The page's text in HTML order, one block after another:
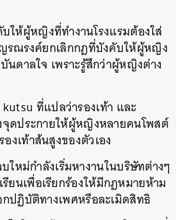
ให้ผู้หญิงที่ทำงานโรงแรมต้องใส่
ญรณรงค์ยกเลิกกฎที่บังคับให้ผู้หญิง
นดาลใจ เพราะรู้สึกว่าผู้หญิงต่าง
ที่แปลว่ารองเท้า และ
ดประกายให้ผู้หญิงหลายคนโพสต์
งเท้าส้นสูงของตัวเอง
หม่กำลังเริ่มหางานในบริษัทต่างๆ
ยนเพื่อเรียกร้องให้มีกฎหมายห้าม
กปฏิบัติทางเพศหรือละเมิดสิทธิ